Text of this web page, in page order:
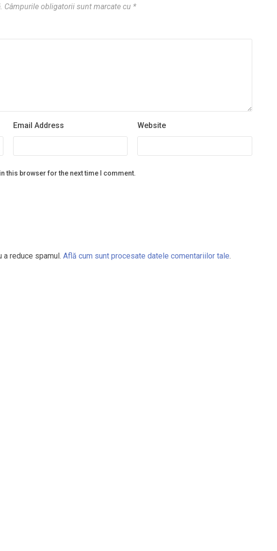
Câmpurile obligatorii sunt marcate cu *
Email Address Website
this browser for the next time I comment.
reduce spamul. Află cum sunt procesate datele comentariilor tale.